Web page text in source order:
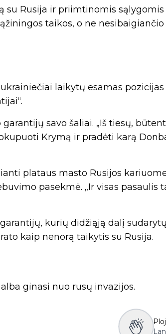
su Rusija ir priimtinomis sąlygomis
taikos, o ne nesibaigiančio
laikytų esamas
savo šaliai. „Iš tiesų, būtent
Krymą ir pradėti karą
plataus masto Rusijos
pasekmė. „Ir visas pasaulis
kurių didžiąją dalį sudarytų
kaip nenorą taikytis su Rusija.
ginasi nuo rusų invazijos.